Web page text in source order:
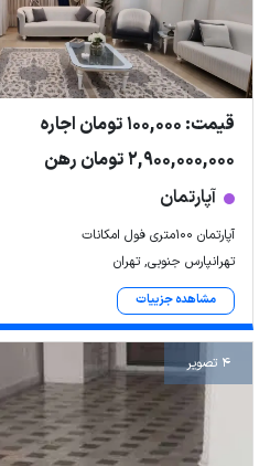
قیمت: 100,000 تومان اجاره
2,900,000,000 تومان رهن
آپارتمان
آپارتمان 100متری فول امکانات
تهرانپارس جنوبی, تهران
مشاهده جزییات
4 تصویر